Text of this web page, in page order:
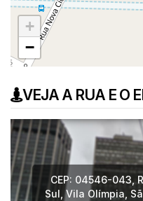
+
−
VEJA A RUA E O
CEP: 04546-043 ,
Sul ,Vila Olímpia